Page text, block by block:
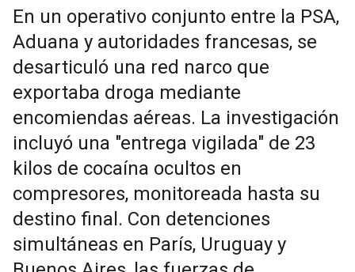
En un operativo conjunto entre la PSA,
Aduana y autoridades francesas, se
desarticuló una red narco que
exportaba droga mediante
encomiendas aéreas. La investigación
incluyó una "entrega vigilada" de 23
kilos de cocaína ocultos en
compresores, monitoreada hasta su
destino final. Con detenciones
simultáneas en París, Uruguay y